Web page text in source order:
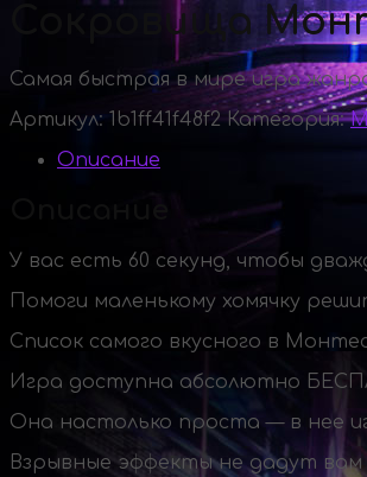
Сокровища
Самая быстрая в мире игра
Артикул: 1b1ff41f48f2 Категория:
Описание
У вас есть 60 секунд, чтобы
Помоги маленькому хомячку
Список самого вкусного в
Игра доступна абсолютно
Она настолько проста — в нее
Взрывные эффекты не дадут